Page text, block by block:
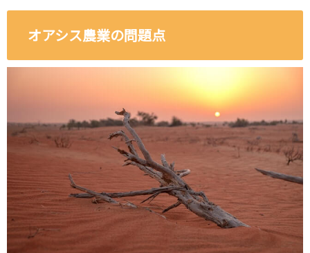
オアシス農業の問題点